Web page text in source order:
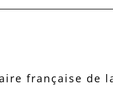
française de